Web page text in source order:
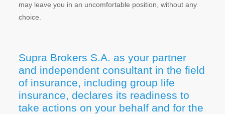
may leave you in an uncomfortable position, without any
choice.
Supra Brokers S.A. as your partner
and independent consultant in the field
of insurance, including group life
insurance, declares its readiness to
take actions on your behalf and for the